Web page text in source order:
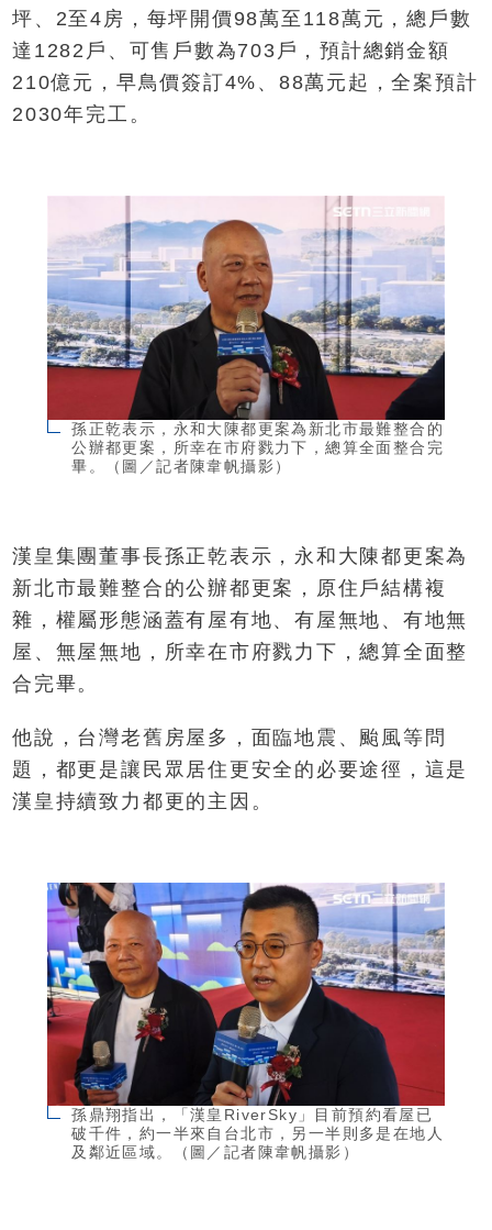
坪、2至4房，每坪開價98萬至118萬元，總戶數
達1282戶、可售戶數為703戶，預計總銷金額
210億元，早鳥價簽訂4%、88萬元起，全案預計
2030年完工。
孫正乾表示，永和大陳都更案為新北市最難整合的
公辦都更案，所幸在市府戮力下，總算全面整合完
畢。（圖／記者陳韋帆攝影）
漢皇集團董事長孫正乾表示，永和大陳都更案為
新北市最難整合的公辦都更案，原住戶結構複
雜，權屬形態涵蓋有屋有地、有屋無地、有地無
屋、無屋無地，所幸在市府戮力下，總算全面整
合完畢。
他說，台灣老舊房屋多，面臨地震、颱風等問
題，都更是讓民眾居住更安全的必要途徑，這是
漢皇持續致力都更的主因。
孫鼎翔指出，「漢皇RiverSky」目前預約看屋已
破千件，約一半來自台北市，另一半則多是在地人
及鄰近區域。（圖／記者陳韋帆攝影）